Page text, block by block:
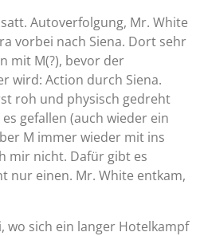
Autoverfolgung, Mr. White
vorbei nach Siena. Dort sehr
mit M(?), bevor der
wird: Action durch Siena.
roh und physisch gedreht
gefallen (auch wieder ein
M immer wieder mit ins
mir nicht. Dafür gibt es
nur einen. Mr. White entkam,
wo sich ein langer Hotelkampf